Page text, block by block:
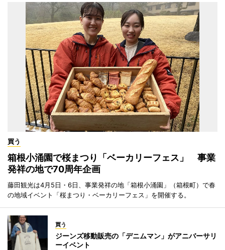
買う
箱根小涌園で桜まつり「ベーカリーフェス」 事業
発祥の地で70周年企画
藤田観光は4月5日・6日、事業発祥の地「箱根小涌園」（箱根町）で春
の地域イベント「桜まつり・ベーカリーフェス」を開催する。
買う
ジーンズ移動販売の「デニムマン」がアニバーサリ
ーイベント